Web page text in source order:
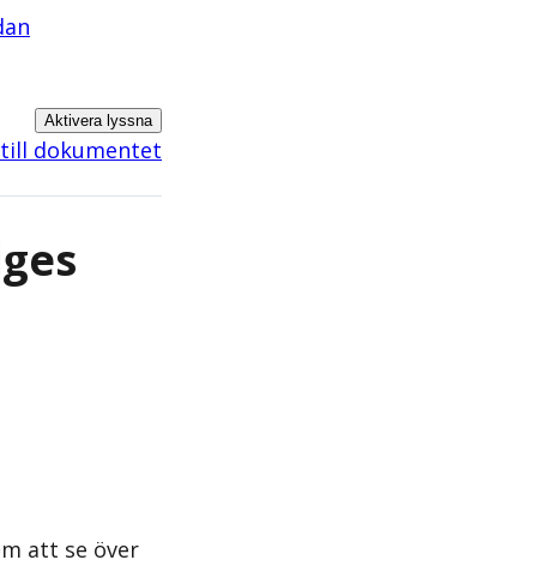
Aktivera lyssna
dokumentet
att se över